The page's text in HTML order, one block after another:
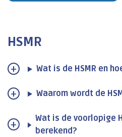
HSMR
Wat is de HSMR en
Waarom wordt de
Wat is de voorlopige
berekend?